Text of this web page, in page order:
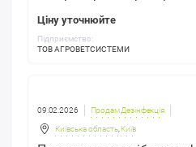
Ціну уточнюйте
Підприємство:
ТОВ АГРОВЕТСИСТЕМИ
09.02.2026 Продам Дезінфекція
Київська область, Київ